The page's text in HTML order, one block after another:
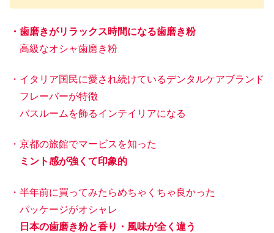
・歯磨きがリラックス時間になる歯磨き粉
高級なオシャ歯磨き粉
・イタリア国民に愛され続けているデンタルケアブランド
フレーバーが特徴
バスルームを飾るインテイリアになる
・京都の旅館でマービスを知った
ミント感が強くて印象的
・半年前に買ってみたらめちゃくちゃ良かった
パッケージがオシャレ
日本の歯磨き粉と香り・風味が全く違う